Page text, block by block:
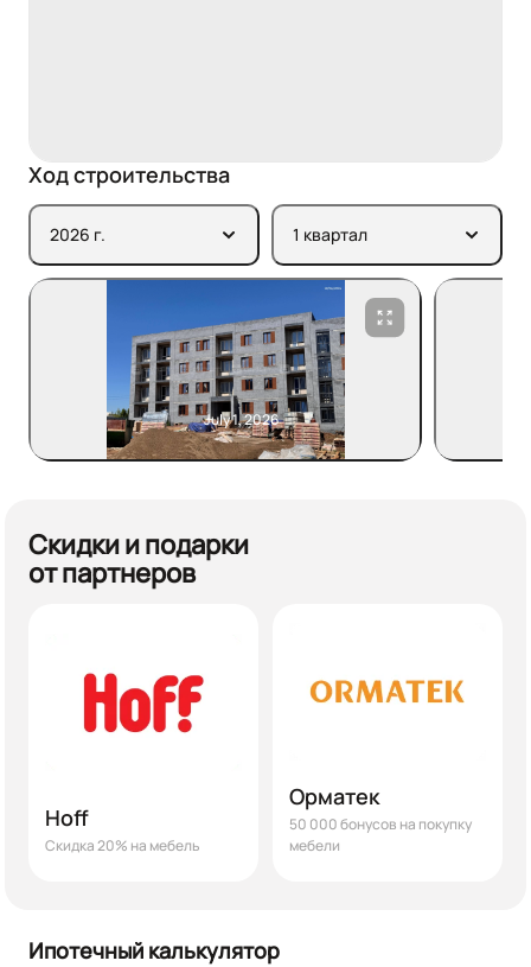
Ход строительства
2026 г. 1 квартал
July 1, 2026
Скидки и подарки
от партнеров
Hoff
Скидка 20% на мебель
Орматек
50 000 бонусов на покупку
мебели
Ипотечный калькулятор